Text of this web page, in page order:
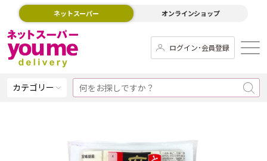
ネットスーパー オンラインショップ
ログイン･会員登録
カテゴリー